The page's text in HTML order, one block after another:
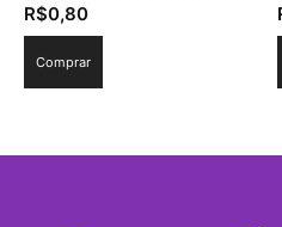
R$0,80
Comprar